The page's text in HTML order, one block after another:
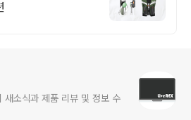
새소식과 제품 리뷰 및 정보 수